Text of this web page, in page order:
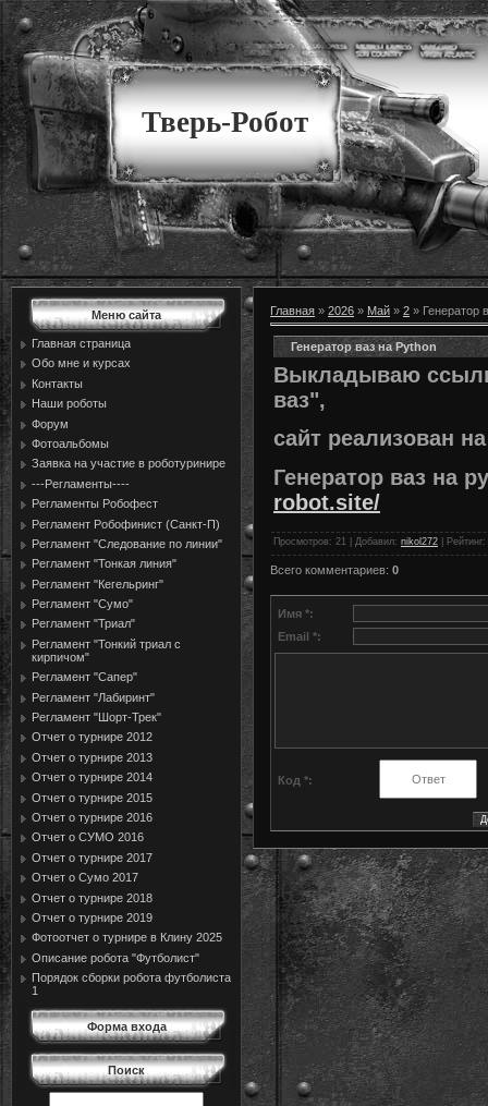
Тверь-Робот
Меню сайта
Главная страница
Обо мне и курсах
Контакты
Наши роботы
Форум
Фотоальбомы
Заявка на участие в роботуринире
---Регламенты----
Регламенты Робофест
Регламент Робофинист (Санкт-П)
Регламент "Следование по линии"
Регламент "Тонкая линия"
Регламент "Кегельринг"
Регламент "Сумо"
Регламент "Триал"
Регламент "Тонкий триал с
кирпичом"
Регламент "Сапер"
Регламент "Лабиринт"
Регламент "Шорт-Трек"
Отчет о турнире 2012
Отчет о турнире 2013
Отчет о турнире 2014
Отчет о турнире 2015
Отчет о турнире 2016
Отчет о СУМО 2016
Отчет о турнире 2017
Отчет о Сумо 2017
Отчет о турнире 2018
Отчет о турнире 2019
Фотоотчет о турнире в Клину 2025
Описание робота "Футболист"
Порядок сборки робота футболиста
1
Форма входа
Поиск
Главная » 2026 » Май » 2 » Генератор
Генератор ваз на Python
Выкладываю
ваз",
сайт реализован
Генератор ваз на
robot.site/
Просмотров: 21 | Добавил: nikol272 Рейтинг:
Всего комментариев: 0
Имя *:
Email *:
Код *: